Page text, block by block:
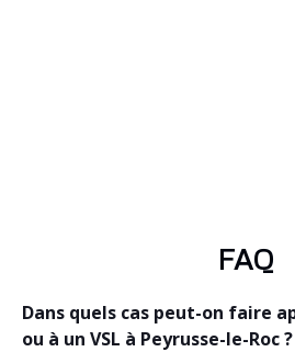
FAQ
Dans quels cas peut-on faire
ou à un VSL à Peyrusse-le-Roc ?